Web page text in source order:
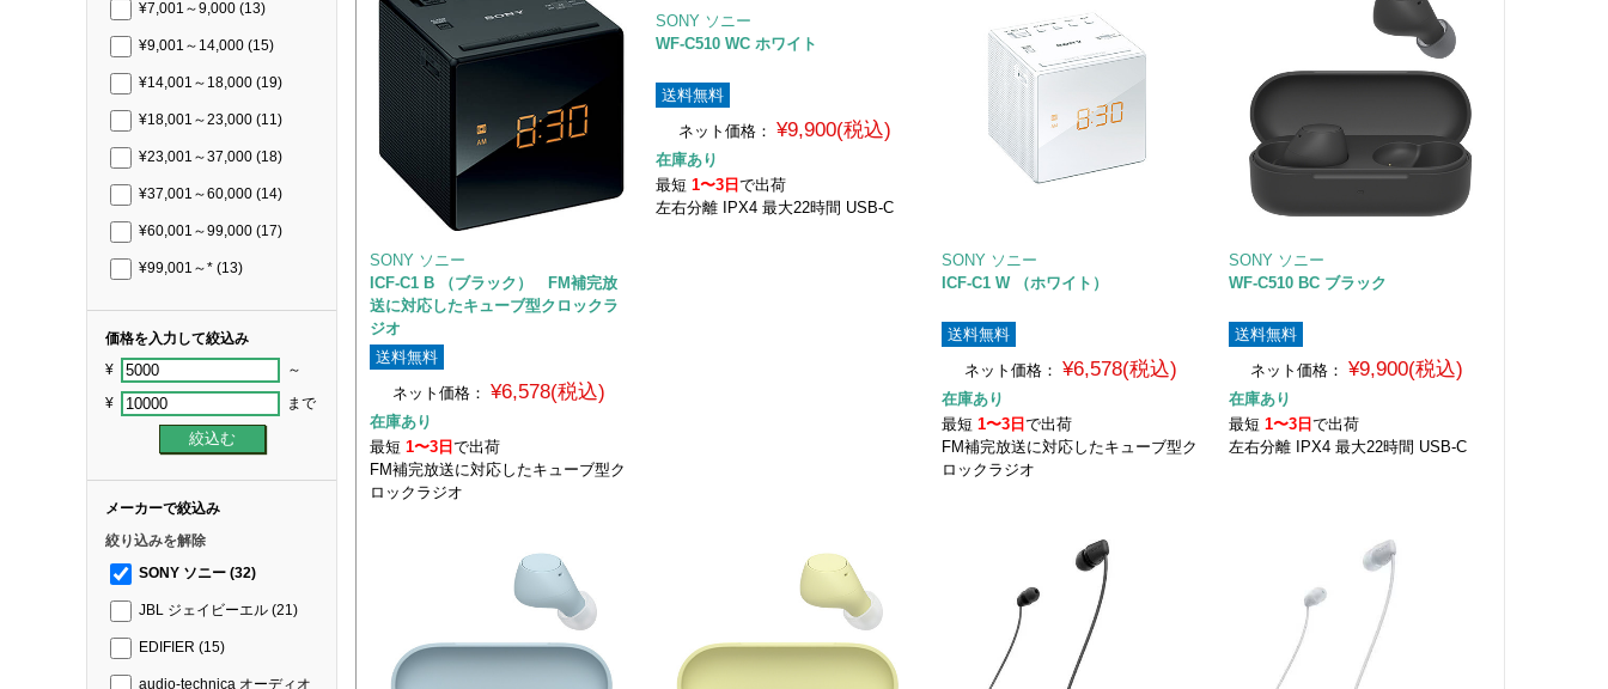
¥7,001～9,000 (13)
¥9,001～14,000 (15)
¥14,001～18,000 (19)
¥18,001～23,000 (11)
¥23,001～37,000 (18)
¥37,001～60,000 (14)
¥60,001～99,000 (17)
¥99,001～* (13)
価格を入力して絞込み
¥ ～
¥ まで
メーカーで絞込み
絞り込みを解除
SONY ソニー (32)
JBL ジェイビーエル (21)
EDIFIER (15)
audio-technica オーディオ
SONY ソニー
ICF-C1 B （ブラック） FM補完放
送に対応したキューブ型クロックラ
ジオ
送料無料
ネット価格： ¥6,578(税込)
在庫あり
最短 1〜3日 で出荷
FM補完放送に対応したキューブ型ク
ロックラジオ
SONY ソニー
WF-C510 WC ホワイト
送料無料
ネット価格： ¥9,900(税込)
在庫あり
最短1〜3日で出荷
左右分離 IPX4 最大22時間 USB-C
SONY ソニー
ICF-C1 W （ホワイト）
送料無料
ネット価格：
¥6,578(税込)
在庫あり
最短1〜3日で出荷
FM補完放送に対応したキューブ型ク
ロックラジオ
SONY ソニー
WF-C510 BC ブラック
送料無料
ネット価格：
¥9,900(税込)
在庫あり
最短 1〜3日 で出荷
左右分離 IPX4 最大22時間 USB-C